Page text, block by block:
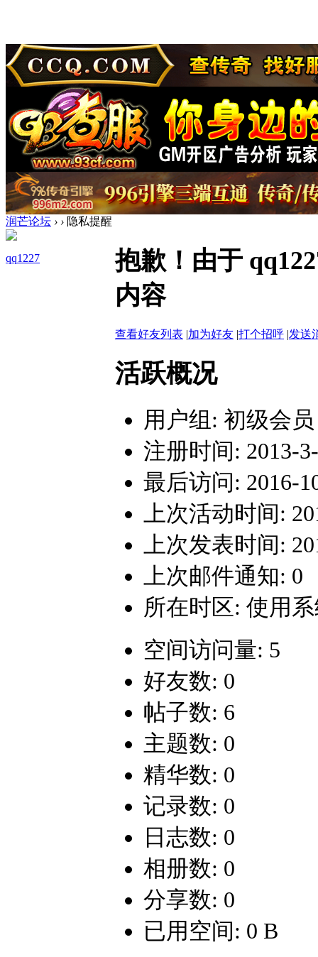
润芒论坛 › › 隐私提醒
qq1227
抱歉！由于
内容
查看好友列表 |加为好友 |打个招呼 |发送
活跃概况
用户组: 初级会员
注册时间: 2013-
最后访问: 2016-
上次活动时间:
上次发表时间:
上次邮件通知: 0
所在时区: 使用
空间访问量: 5
好友数: 0
帖子数: 6
主题数: 0
精华数: 0
记录数: 0
日志数: 0
相册数: 0
分享数: 0
已用空间: 0 B